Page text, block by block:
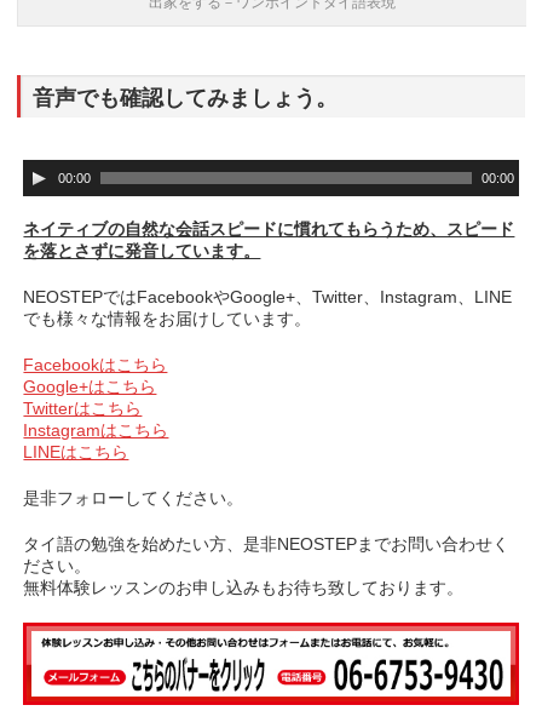
音声でも確認してみましょう。
音
声
レ
ー
ー
00:00 00:00
ネイティブの自然な会話スピードに慣れてもらうため、スピード
を落とさずに発音しています。
NEOSTEPではFacebookやGoogle+、Twitter、Instagram、LINE
でも様々な情報をお届けしています。
Facebookはこちら
Google+はこちら
Twitterはこちら
Instagramはこちら
LINEはこちら
是非フォローしてください。
タイ語の勉強を始めたい方、是非NEOSTEPまでお問い合わせく
ださい。
無料体験レッスンのお申し込みもお待ち致しております。